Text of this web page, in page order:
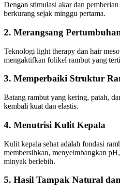
Dengan stimulasi akar dan
berkurang sejak minggu pertama.
2. Merangsang
Teknologi light therapy dan hair
mengaktifkan folikel rambut yang
3. Memperbaiki Struktur
Batang rambut yang kering, patah,
kembali kuat dan elastis.
4. Menutrisi Kulit Kepala
Kulit kepala sehat adalah fondasi
membersihkan, menyeimbangkan
minyak berlebih.
5. Hasil Tampak Natural